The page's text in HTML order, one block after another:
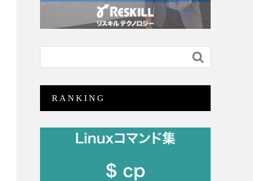

RANKING